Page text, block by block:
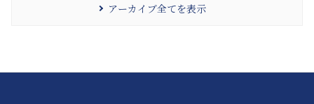
アーカイブ全てを表示